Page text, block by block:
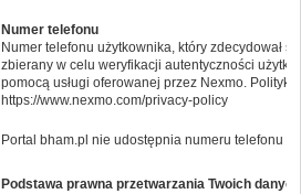
Numer telefonu
Numer telefonu użytkownika, który zdecydował
zbierany w celu weryfikacji autentyczności
pomocą usługi oferowanej przez Nexmo.
https://www.nexmo.com/privacy-policy
Portal bham.pl nie udostępnia numeru telefonu
Podstawa prawna przetwarzania Twoich